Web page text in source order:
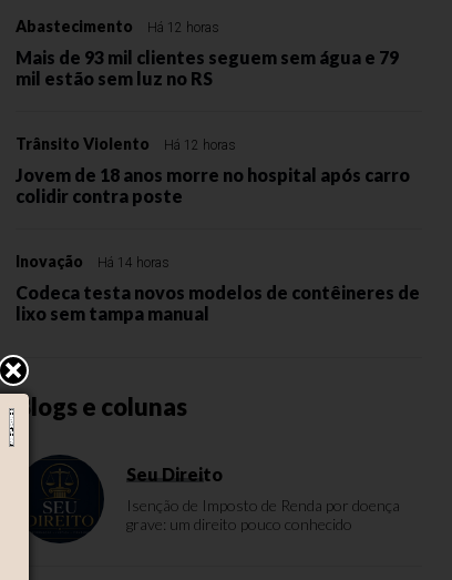
Abastecimento Há 12 horas
Mais de 93 mil clientes seguem sem água e 79
mil estão sem luz no RS
Trânsito Violento Há 12 horas
Jovem de 18 anos morre no hospital após carro
colidir contra poste
Inovação Há 14 horas
Codeca testa novos modelos de contêineres de
lixo sem tampa manual
Blogs e colunas
Seu Direito
Isenção de Imposto de Renda por doença
grave: um direito pouco conhecido